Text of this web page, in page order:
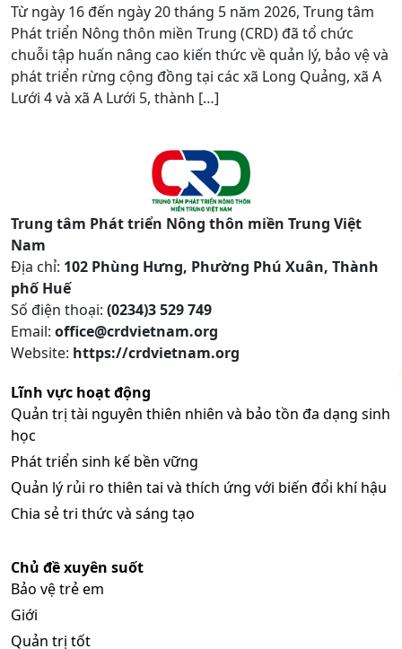
Từ ngày 16 đến ngày 20 tháng 5 năm 2026, Trung tâm
Phát triển Nông thôn miền Trung (CRD) đã tổ chức
chuỗi tập huấn nâng cao kiến thức về quản lý, bảo vệ và
phát triển rừng cộng đồng tại các xã Long Quảng, xã A
Lưới 4 và xã A Lưới 5, thành […]
Trung tâm Phát triển Nông thôn miền Trung Việt
Nam
Địa chỉ: 102 Phùng Hưng, Phường Phú Xuân, Thành
phố Huế
Số điện thoại: (0234)3 529 749
Email: office@crdvietnam.org
Website: https://crdvietnam.org
Lĩnh vực hoạt động
Quản trị tài nguyên thiên nhiên và bảo tồn đa dạng sinh
học
Phát triển sinh kế bền vững
Quản lý rủi ro thiên tai và thích ứng với biến đổi khí hậu
Chia sẻ tri thức và sáng tạo
Chủ đề xuyên suốt
Bảo vệ trẻ em
Giới
Quản trị tốt